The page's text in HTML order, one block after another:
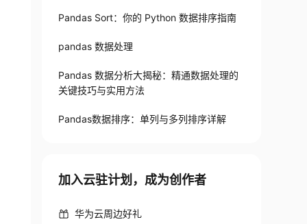
Pandas Sort：你的 Python 数据排序指南
pandas 数据处理
Pandas 数据分析大揭秘：精通数据处理的
关键技巧与实用方法
Pandas数据排序：单列与多列排序详解
加入云驻计划，成为创作者
华为云周边好礼